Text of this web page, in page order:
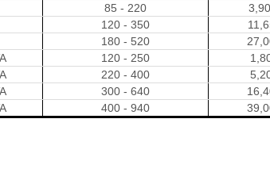
85 - 220
120 - 350
180 - 520
120 - 250
220 - 400
300 - 640
400 - 940